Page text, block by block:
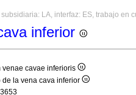
LA, interfaz: ES, trabajo en
inferior
venae cavae inferioris
de la vena cava inferior